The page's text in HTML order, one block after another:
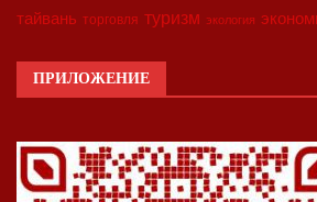
тайвань торговля туризм экология
ПРИЛОЖЕНИЕ